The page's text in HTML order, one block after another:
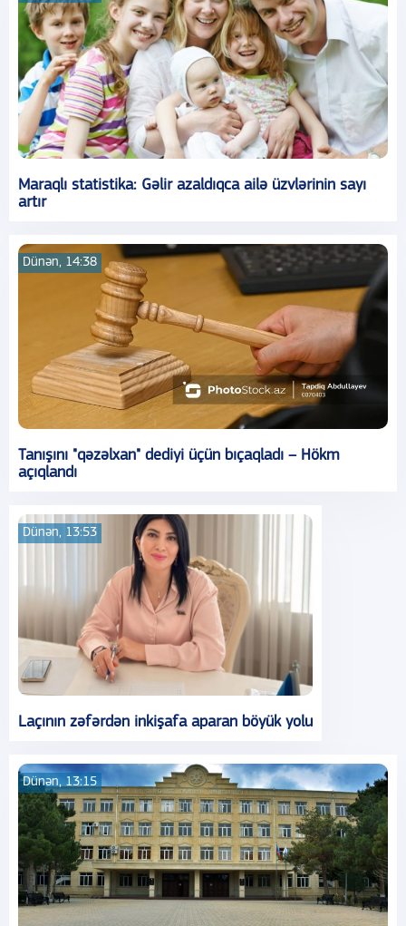
Maraqlı statistika: Gəlir azaldıqca ailə üzvlərinin sayı
artır
Dünən, 14:38
Tanışını "qəzəlxan" dediyi üçün bıçaqladı – Hökm
açıqlandı
Dünən, 13:53
Laçının zəfərdən inkişafa aparan böyük yolu
Dünən, 13:15